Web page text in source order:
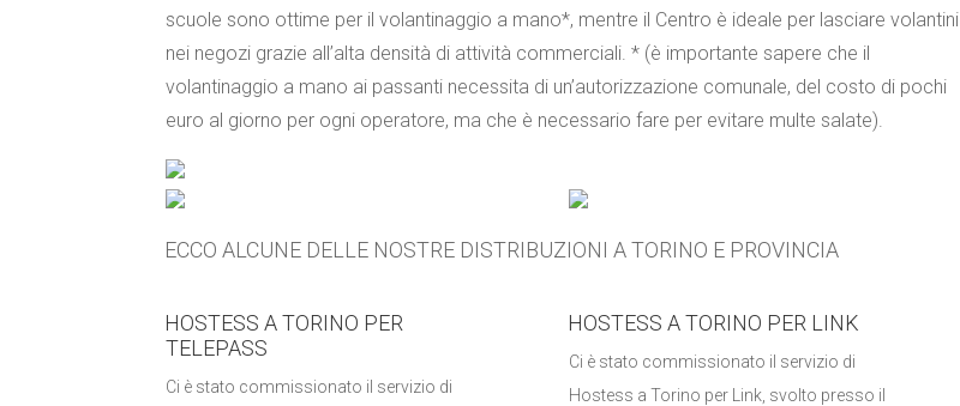
scuole sono ottime per il volantinaggio a mano*, mentre il Centro è ideale per lasciare volantini
nei negozi grazie all’alta densità di attività commerciali. * (è importante sapere che il
volantinaggio a mano ai passanti necessita di un’autorizzazione comunale, del costo di pochi
euro al giorno per ogni operatore, ma che è necessario fare per evitare multe salate).
ECCO ALCUNE DELLE NOSTRE DISTRIBUZIONI A TORINO E PROVINCIA
HOSTESS A TORINO PER
TELEPASS
Ci è stato commissionato il servizio di
HOSTESS A TORINO PER LINK
Ci è stato commissionato il servizio di
Hostess a Torino per Link, svolto presso il